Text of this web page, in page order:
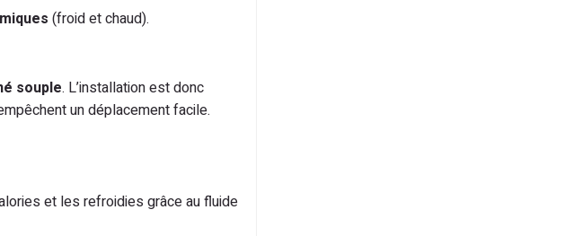
(froid et chaud).
souple. L’installation est donc
un déplacement facile.
et les refroidies grâce au fluide